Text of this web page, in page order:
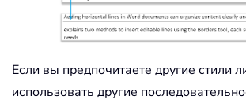
Если вы предпочитаете другие стили
использовать другие